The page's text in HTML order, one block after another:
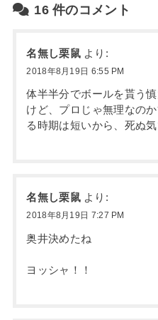
16件のコメント
名無し栗鼠 より:
2018年8月19日 6:55 PM
体半半分でボールを貰う
けど、プロじゃ無理なの
る時期は短いから、死ぬ
名無し栗鼠 より:
2018年8月19日 7:27 PM
奥井決めたね
ヨッシャ！！